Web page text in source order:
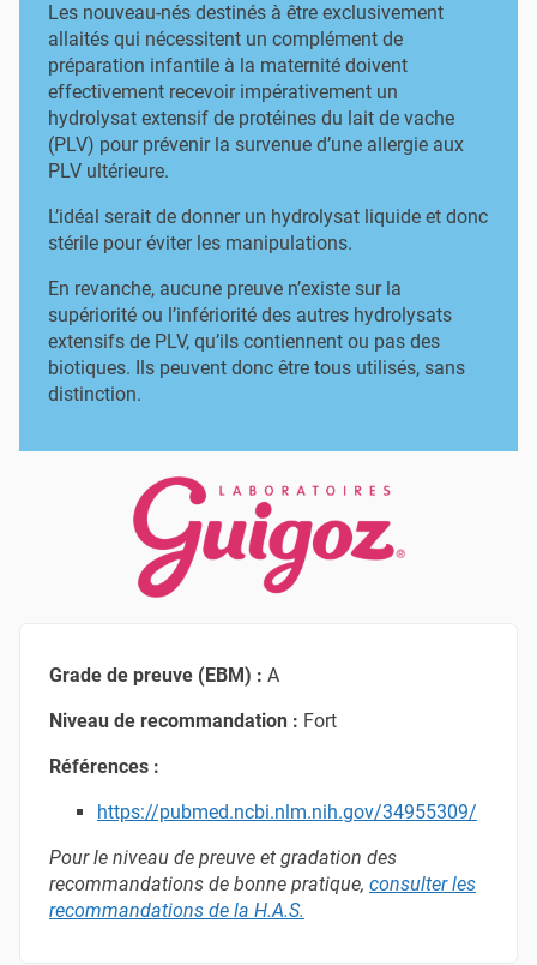
Les nouveau-nés destinés à être exclusivement
allaités qui nécessitent un complément de
préparation infantile à la maternité doivent
effectivement recevoir impérativement un
hydrolysat extensif de protéines du lait de vache
(PLV) pour prévenir la survenue d’une allergie aux
PLV ultérieure.
L’idéal serait de donner un hydrolysat liquide et donc
stérile pour éviter les manipulations.
En revanche, aucune preuve n’existe sur la
supériorité ou l’infériorité des autres hydrolysats
extensifs de PLV, qu’ils contiennent ou pas des
biotiques. Ils peuvent donc être tous utilisés, sans
distinction.
Grade de preuve (EBM) : A
Niveau de recommandation : Fort
Références :
https://pubmed.ncbi.nlm.nih.gov/34955309/
Pour le niveau de preuve et gradation des
recommandations de bonne pratique, consulter les
recommandations de la H.A.S.